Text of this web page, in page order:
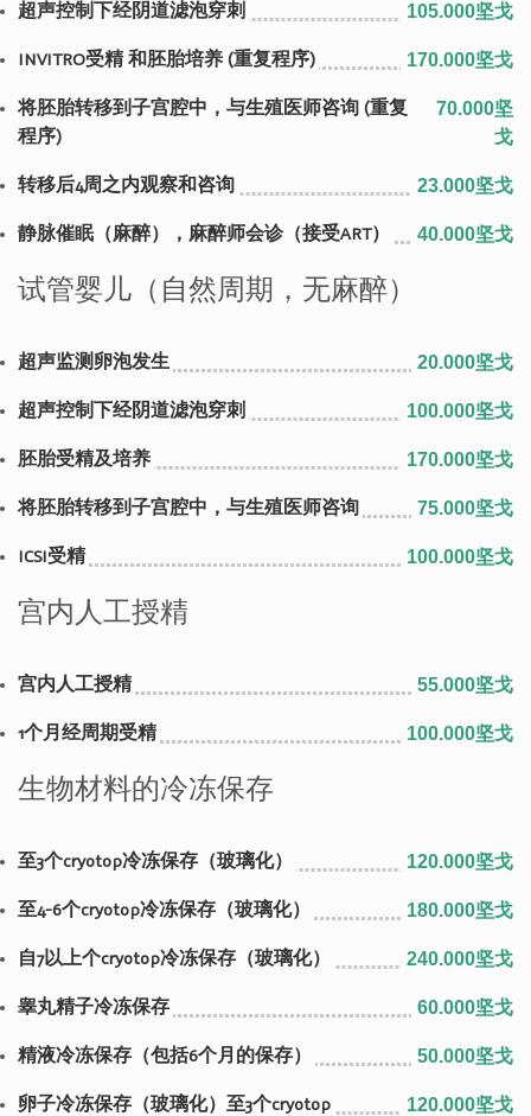
超声控制下经阴道滤泡穿刺 105.000坚戈
INVITRO受精 和胚胎培养 (重复程序) 170.000坚戈
将胚胎转移到子宫腔中，与生殖医师咨询 (重复
程序)
70.000坚
戈
转移后4周之内观察和咨询 23.000坚戈
静脉催眠（麻醉），麻醉师会诊（接受ART） 40.000坚戈
试管婴儿（自然周期，无麻醉）
超声监测卵泡发生 20.000坚戈
超声控制下经阴道滤泡穿刺 100.000坚戈
胚胎受精及培养 170.000坚戈
将胚胎转移到子宫腔中，与生殖医师咨询 75.000坚戈
ICSI受精 100.000坚戈
宫内人工授精
宫内人工授精 55.000坚戈
1个月经周期受精 100.000坚戈
生物材料的冷冻保存
至3个cryotop冷冻保存（玻璃化） 120.000坚戈
至4-6个cryotop冷冻保存（玻璃化） 180.000坚戈
自7以上个cryotop冷冻保存（玻璃化） 240.000坚戈
睾丸精子冷冻保存 60.000坚戈
精液冷冻保存（包括6个月的保存） 50.000坚戈
卵子冷冻保存（玻璃化）至3个cryotop 120.000坚戈